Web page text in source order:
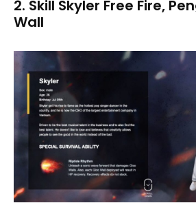
2. Skill Skyler Free Fire,
Wall